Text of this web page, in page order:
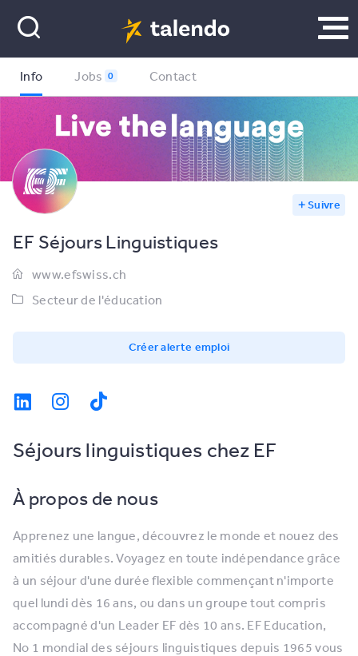
Suivre
Info Jobs 0 Contact
EF Séjours Linguistiques
www.efswiss.ch
Secteur de l'éducation
Créer alerte emploi
Séjours linguistiques chez EF
À propos de nous
Apprenez une langue, découvrez le monde et nouez des
amitiés durables. Voyagez en toute indépendance grâce
à un séjour d'une durée flexible commençant n'importe
quel lundi dès 16 ans, ou dans un groupe tout compris
accompagné d'un Leader EF dès 10 ans. EF Education,
No 1 mondial des séjours linguistiques depuis 1965 vous